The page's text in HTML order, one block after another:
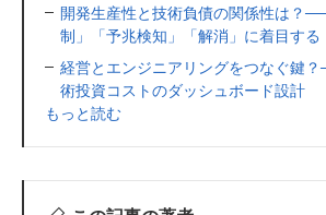
開発生産性と技術負債の関係性は？
制」「予兆検知」「解消」に着目する
経営とエンジニアリングをつなぐ鍵
術投資コストのダッシュボード設計
もっと読む